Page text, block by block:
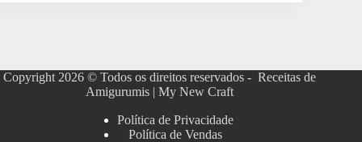
Copyright 2026 © Todos os direitos reservados - Receitas de
Amigurumis | My New Craft
Política de Privacidade
Política de Vendas